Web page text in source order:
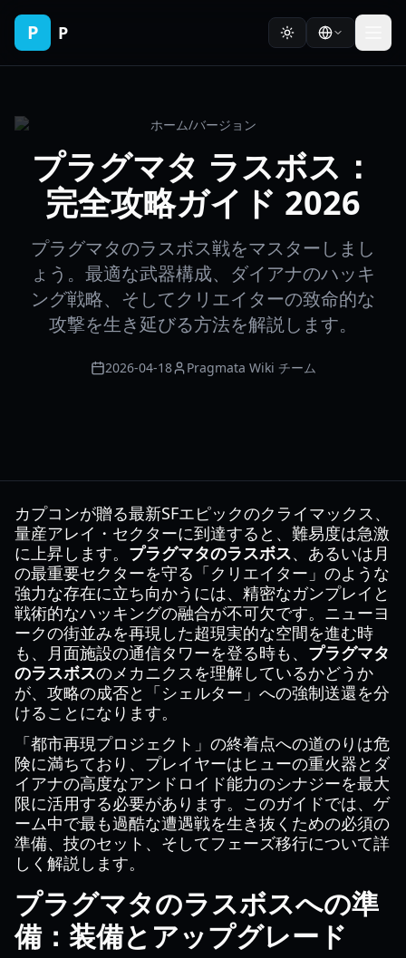
P P
ホーム/バージョン
プラグマタ ラスボス：
完全攻略ガイド 2026
プラグマタのラスボス戦をマスターしまし
ょう。最適な武器構成、ダイアナのハッキ
ング戦略、そしてクリエイターの致命的な
攻撃を生き延びる方法を解説します。
2026-04-18 Pragmata Wiki チーム
カプコンが贈る最新SFエピックのクライマックス、
量産アレイ・セクターに到達すると、難易度は急激
に上昇します。 プラグマタのラスボス、あるいは月
の最重要セクターを守る「クリエイター」のような
強力な存在に立ち向かうには、精密なガンプレイと
戦術的なハッキングの融合が不可欠です。ニューヨ
ークの街並みを再現した超現実的な空間を進む時
も、月面施設の通信タワーを登る時も、 プラグマタ
のラスボスのメカニクスを理解しているかどうか
が、攻略の成否と「シェルター」への強制送還を分
けることになります。
「都市再現プロジェクト」の終着点への道のりは危
険に満ちており、プレイヤーはヒューの重火器とダ
イアナの高度なアンドロイド能力のシナジーを最大
限に活用する必要があります。このガイドでは、ゲ
ーム中で最も過酷な遭遇戦を生き抜くための必須の
準備、技のセット、そしてフェーズ移行について詳
しく解説します。
プラグマタのラスボスへの準
備：装備とアップグレード